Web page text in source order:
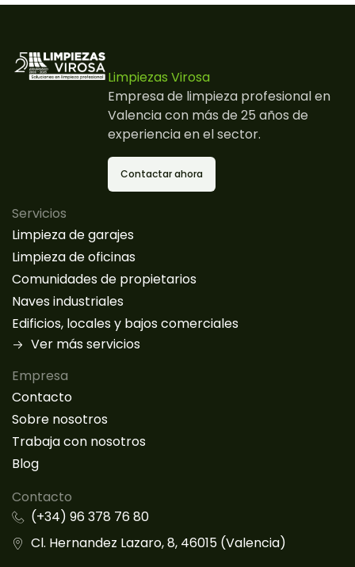
Limpiezas Virosa
Empresa de limpieza profesional en
Valencia con más de 25 años de
experiencia en el sector.
Contactar ahora
Servicios
Limpieza de garajes
Limpieza de oficinas
Comunidades de propietarios
Naves industriales
Edificios, locales y bajos comerciales
Ver más servicios
Empresa
Contacto
Sobre nosotros
Trabaja con nosotros
Blog
Contacto
(+34) 96 378 76 80
Cl. Hernandez Lazaro, 8, 46015 (Valencia)